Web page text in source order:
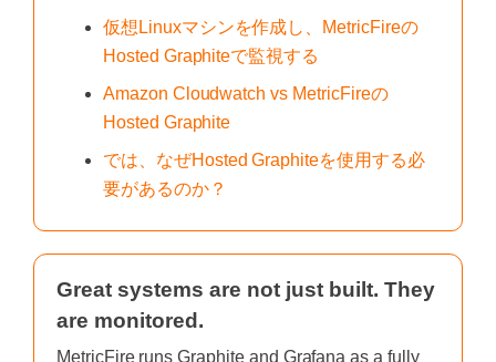
仮想Linuxマシンを作成し、MetricFireの
Hosted Graphiteで監視する
Amazon Cloudwatch vs MetricFireの
Hosted Graphite
では、なぜHosted Graphiteを使用する必
要があるのか？
Great systems are not just built. They
are monitored.
MetricFire runs Graphite and Grafana as a fully